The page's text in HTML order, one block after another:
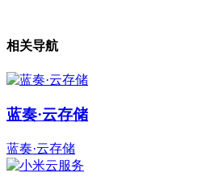
相关导航
蓝奏·云存储
蓝奏·云存储